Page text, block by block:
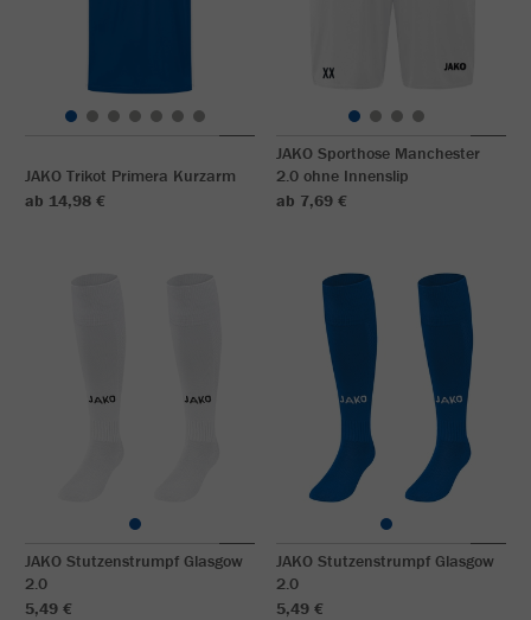
JAKO Trikot Primera Kurzarm
ab 14,98 €
JAKO Sporthose Manchester
2.0 ohne Innenslip
ab 7,69 €
JAKO Stutzenstrumpf Glasgow
2.0
5,49 €
JAKO Stutzenstrumpf Glasgow
2.0
5,49 €